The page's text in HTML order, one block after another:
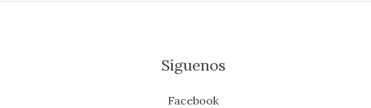
Síguenos
Facebook